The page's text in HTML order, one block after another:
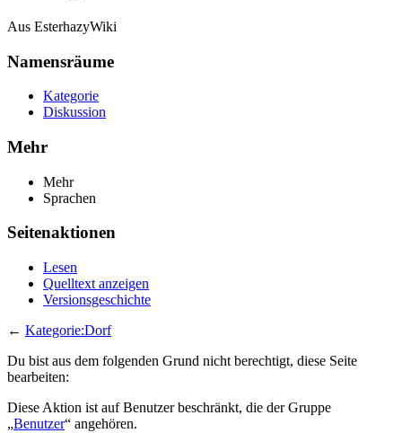
Aus EsterhazyWiki
Namensräume
Kategorie
Diskussion
Mehr
Mehr
Sprachen
Seitenaktionen
Lesen
Quelltext anzeigen
Versionsgeschichte
← Kategorie:Dorf
Du bist aus dem folgenden Grund nicht berechtigt, diese Seite
bearbeiten:
Diese Aktion ist auf Benutzer beschränkt, die der Gruppe
„Benutzer“ angehören.